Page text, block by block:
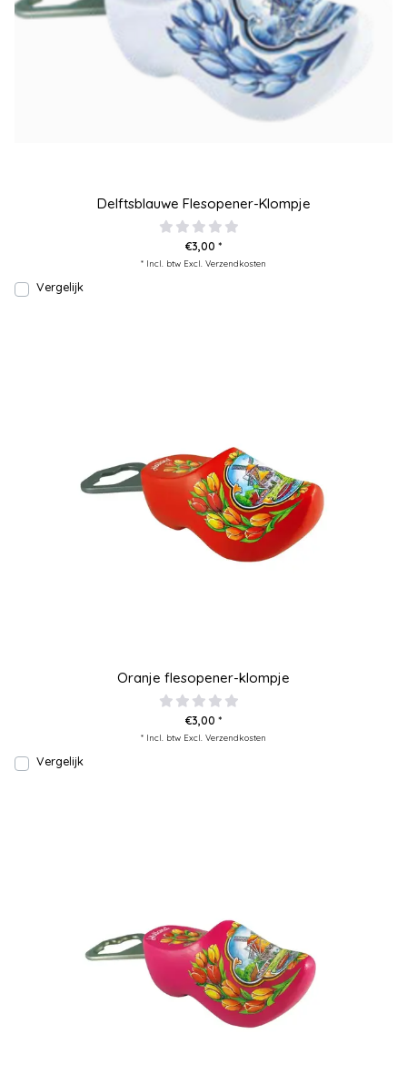
Delftsblauwe Flesopener-Klompje
€3,00 *
* Incl. btw Excl. Verzendkosten
Vergelijk
Oranje flesopener-klompje
€3,00 *
* Incl. btw Excl. Verzendkosten
Vergelijk